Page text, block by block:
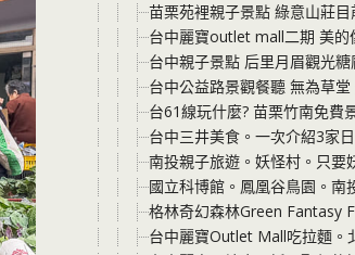
苗栗苑裡親子景點 綠意山莊
台中麗寶outlet mall二期 美的
台中親子景點 后里月眉觀光
台中公益路景觀餐聽 無為草
台61線玩什麼? 苗栗竹南免費
台中三井美食。一次介紹3家日
南投親子旅遊。妖怪村。只要
國立科博館。鳳凰谷鳥園。南
格林奇幻森林Green Fantasy
台中麗寶Outlet Mall吃拉麵。